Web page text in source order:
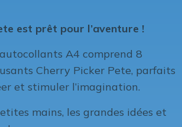
est prêt pour l’aventure !
A4 comprend 8
Cherry Picker Pete, parfaits
et stimuler l’imagination.
mains, les grandes idées et